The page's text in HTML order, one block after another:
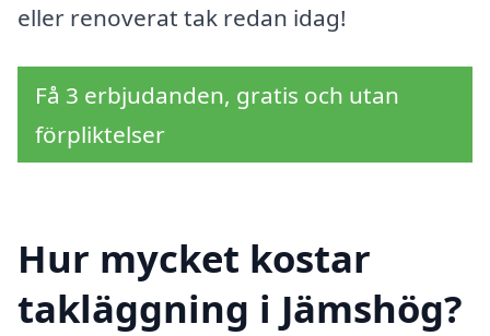
eller renoverat tak redan idag!
Få 3 erbjudanden, gratis och utan
förpliktelser
Hur mycket kostar
takläggning i Jämshög?